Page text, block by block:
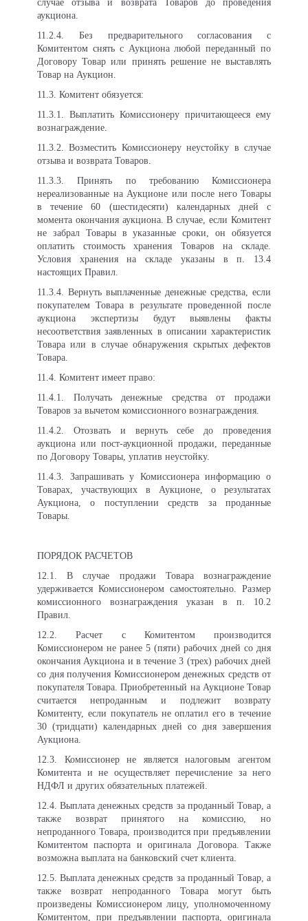
случае отзыва и возврата Товаров до проведения
аукциона.
11.2.4. Без предварительного согласования с
Комитентом снять с Аукциона любой переданный по
Договору Товар или принять решение не выставлять
Товар на Аукцион.
11.3. Комитент обязуется:
11.3.1. Выплатить Комиссионеру причитающееся ему
вознаграждение.
11.3.2. Возместить Комиссионеру неустойку в случае
отзыва и возврата Товаров.
11.3.3. Принять по требованию Комиссионера
нереализованные на Аукционе или после него Товары
в течение 60 (шестидесяти) календарных дней с
момента окончания аукциона. В случае, если Комитент
не забрал Товары в указанные сроки, он обязуется
оплатить стоимость хранения Товаров на складе.
Условия хранения на складе указаны в п. 13.4
настоящих Правил.
11.3.4. Вернуть выплаченные денежные средства, если
покупателем Товара в результате проведенной после
аукциона экспертизы будут выявлены факты
несоответствия заявленных в описании характеристик
Товара или в случае обнаружения скрытых дефектов
Товара.
11.4. Комитент имеет право:
11.4.1. Получать денежные средства от продажи
Товаров за вычетом комиссионного вознаграждения.
11.4.2. Отозвать и вернуть себе до проведения
аукциона или пост-аукционной продажи, переданные
по Договору Товары, уплатив неустойку.
11.4.3. Запрашивать у Комиссионера информацию о
Товарах, участвующих в Аукционе, о результатах
Аукциона, о поступлении средств за проданные
Товары.
ПОРЯДОК РАСЧЕТОВ
12.1. В случае продажи Товара вознаграждение
удерживается Комиссионером самостоятельно. Размер
комиссионного вознаграждения указан в п. 10.2
Правил.
12.2. Расчет с Комитентом производится
Комиссионером не ранее 5 (пяти) рабочих дней со дня
окончания Аукциона и в течение 3 (трех) рабочих дней
со дня получения Комиссионером денежных средств от
покупателя Товара. Приобретенный на Аукционе Товар
считается непроданным и подлежит возврату
Комитенту, если покупатель не оплатил его в течение
30 (тридцати) календарных дней со дня завершения
Аукциона.
12.3. Комиссионер не является налоговым агентом
Комитента и не осуществляет перечисление за него
НДФЛ и других обязательных платежей.
12.4. Выплата денежных средств за проданный Товар, а
также возврат принятого на комиссию, но
непроданного Товара, производится при предъявлении
Комитентом паспорта и оригинала Договора. Также
возможна выплата на банковский счет клиента.
12.5. Выплата денежных средств за проданный Товар, а
также возврат непроданного Товара могут быть
произведены Комиссионером лицу, уполномоченному
Комитентом, при предъявлении паспорта, оригинала